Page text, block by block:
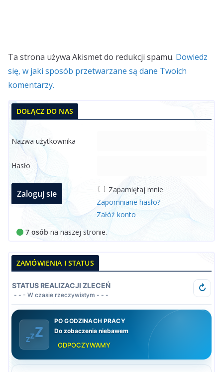
Ta strona używa Akismet do redukcji spamu. Dowiedz
się, w jaki sposób przetwarzane są dane Twoich
komentarzy.
DOŁĄCZ DO NAS
Nazwa użytkownika
Hasło
Zapamiętaj mnie
Zapomniane hasło?
Załóż konto
7 osób na naszej stronie.
ZAMÓWIENIA I STATUS
STATUS REALIZACJI ZLECEŃ
- - - W czasie rzeczywistym - - -
↻
PO GODZINACH PRACY
Do zobaczenia niebawem
ODPOCZYWAMY